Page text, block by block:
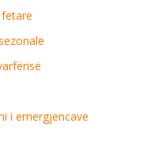
i emergjencave